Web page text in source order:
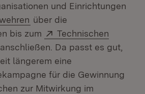
und Einrichtungen
(Öffnet in neuem Fenster)
über die
bis zum
Extern:
Technischen
(Öffnet in neuem Fenster)
anschließen. Da passt es gut,
längerem eine
für die Gewinnung
zur Mitwirkung im